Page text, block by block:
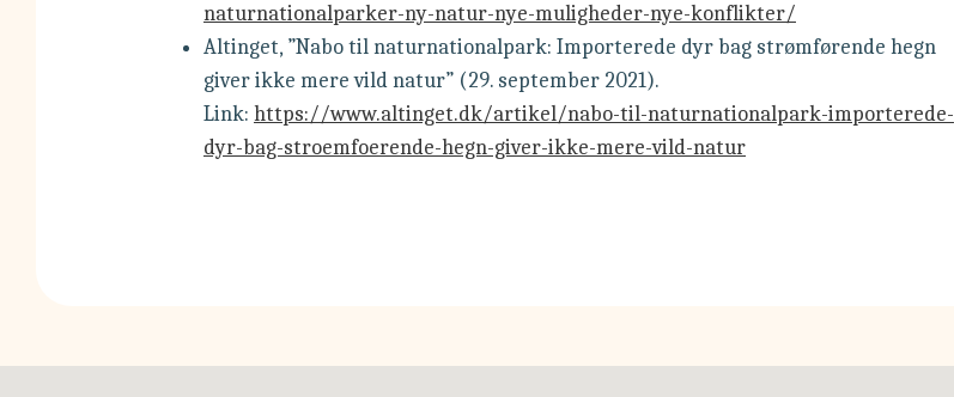
naturnationalparker-ny-natur-nye-muligheder-nye-konflikter/
Altinget, ”Nabo til naturnationalpark: Importerede dyr bag strømførende hegn
giver ikke mere vild natur” (29. september 2021).
Link: https://www.altinget.dk/artikel/nabo-til-naturnationalpark-importerede-
dyr-bag-stroemfoerende-hegn-giver-ikke-mere-vild-natur